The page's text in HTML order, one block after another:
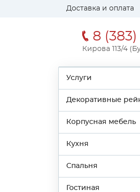
Доставка и оплата
8
Кирова 113/4
Услуги
Декоративные
Корпусная мебель
Кухня
Спальня
Гостиная